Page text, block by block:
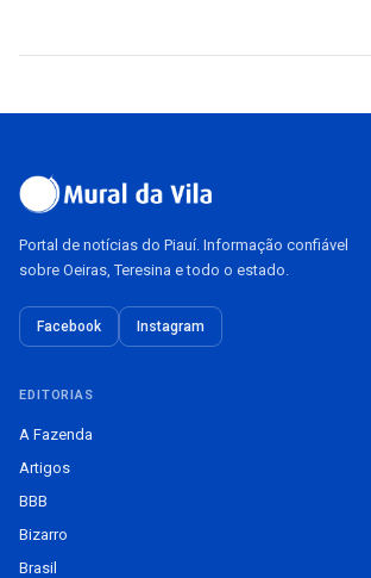
Portal de notícias do Piauí. Informação confiável
sobre Oeiras, Teresina e todo o estado.
Facebook Instagram
EDITORIAS
A Fazenda
Artigos
BBB
Bizarro
Brasil